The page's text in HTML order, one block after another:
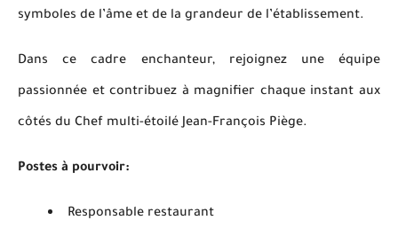
symboles de l’âme et de la grandeur de l’établissement.
Dans ce cadre enchanteur, rejoignez une équipe
passionnée et contribuez à magnifier chaque instant aux
côtés du Chef multi-étoilé Jean-François Piège.
Postes à pourvoir:
Responsable restaurant